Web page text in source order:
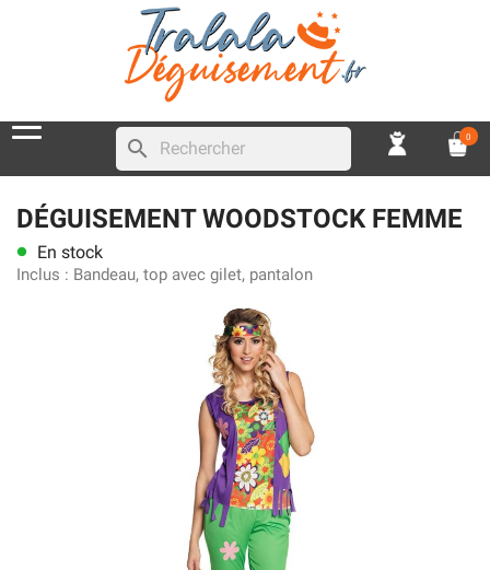
search 0
DÉGUISEMENT WOODSTOCK FEMME
lens En stock
Inclus : Bandeau, top avec gilet, pantalon